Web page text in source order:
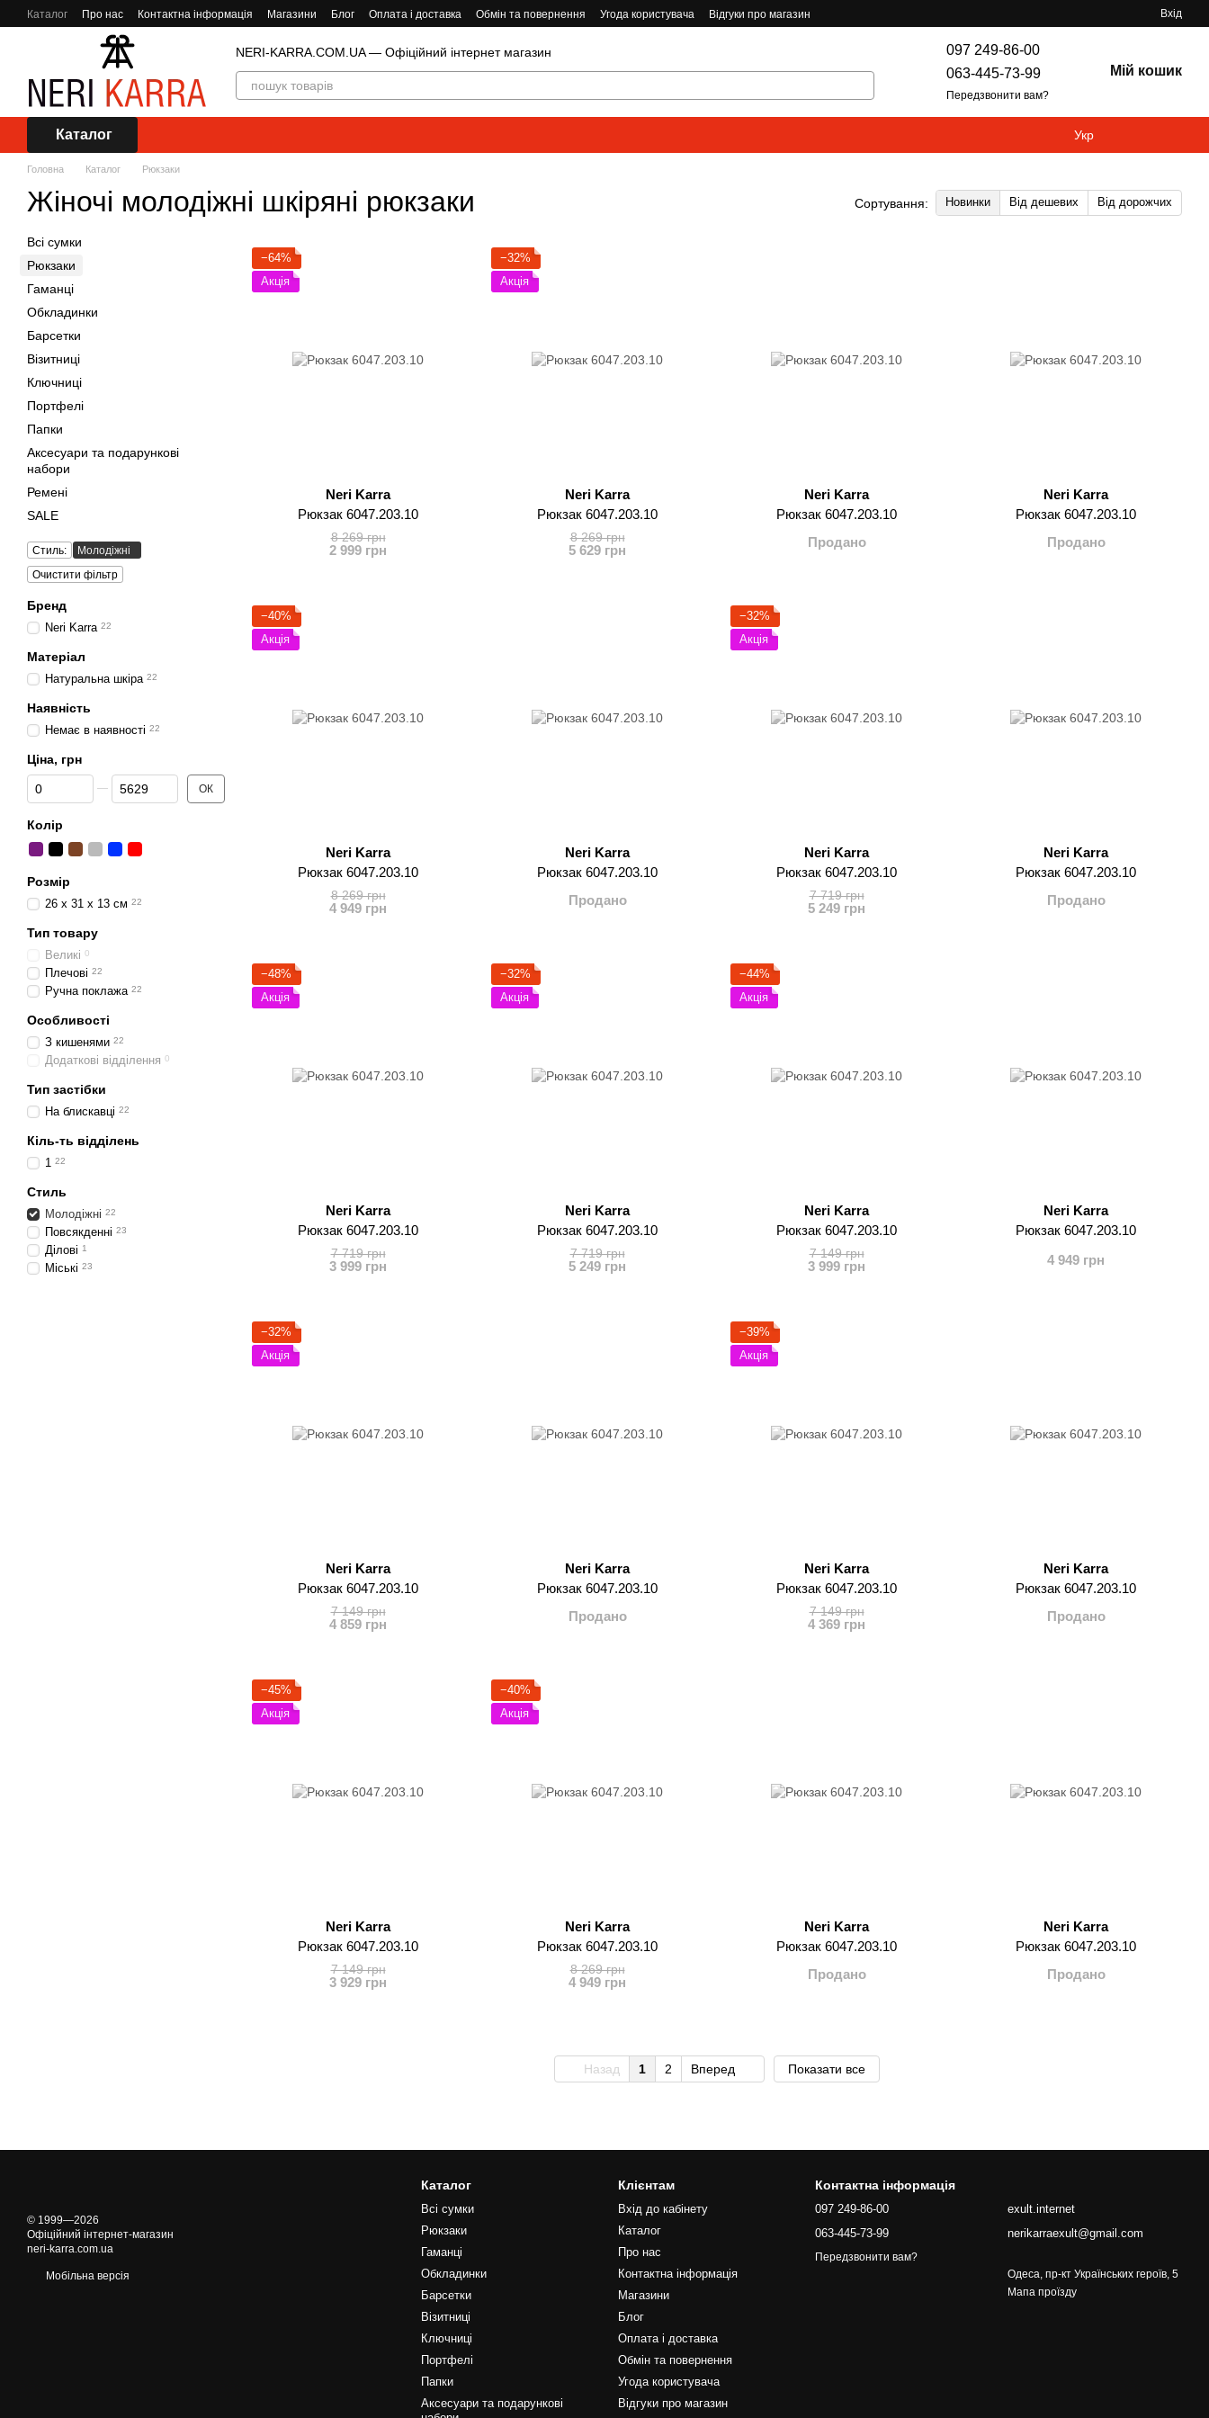
Перейти до основного контенту
Каталог Про нас Контактна інформація Магазини Блог Оплата і доставка Обмін та повернення Угода користувача Відгуки про магазин Вхід
NERI-KARRA.COM.UA — Офіційний інтернет магазин
097 249-86-00
063-445-73-99
Передзвонити вам?
Мій кошик
Каталог Укр
Головна Каталог Рюкзаки
Жіночі молодіжні шкіряні рюкзаки Сортування: Новинки Від дешевих Від дорожчих
−64%
Акція
Neri Karra
Рюкзак 6047.203.10
8 269 грн
2 999 грн
−32%
Акція
Neri Karra
Рюкзак 6047.203.10
8 269 грн
5 629 грн
Neri Karra
Рюкзак 6047.203.10
Продано
Neri Karra
Рюкзак 6047.203.10
Продано
−40%
Акція
Neri Karra
Рюкзак 6047.203.10
8 269 грн
4 949 грн
Neri Karra
Рюкзак 6047.203.10
Продано
−32%
Акція
Neri Karra
Рюкзак 6047.203.10
7 719 грн
5 249 грн
Neri Karra
Рюкзак 6047.203.10
Продано
−48%
Акція
Neri Karra
Рюкзак 6047.203.10
7 719 грн
3 999 грн
−32%
Акція
Neri Karra
Рюкзак 6047.203.10
7 719 грн
5 249 грн
−44%
Акція
Neri Karra
Рюкзак 6047.203.10
7 149 грн
3 999 грн
Neri Karra
Рюкзак 6047.203.10
4 949 грн
−32%
Акція
Neri Karra
Рюкзак 6047.203.10
7 149 грн
4 859 грн
Neri Karra
Рюкзак 6047.203.10
Продано
−39%
Акція
Neri Karra
Рюкзак 6047.203.10
7 149 грн
4 369 грн
Neri Karra
Рюкзак 6047.203.10
Продано
−45%
Акція
Neri Karra
Рюкзак 6047.203.10
7 149 грн
3 929 грн
−40%
Акція
Neri Karra
Рюкзак 6047.203.10
8 269 грн
4 949 грн
Neri Karra
Рюкзак 6047.203.10
Продано
Neri Karra
Рюкзак 6047.203.10
Продано
Назад 1 2 Вперед Показати все
Всі сумки
Рюкзаки
Гаманці
Обкладинки
Барсетки
Візитниці
Ключниці
Портфелі
Папки
Аксесуари та подарункові
набори
Ремені
SALE
Стиль:
Молодіжні
Очистити фільтр
Бренд
Neri Karra 22
Матеріал
Натуральна шкіра 22
Наявність
Немає в наявності 22
Ціна, грн
Від Ціна, грн
До Ціна, грн ОК
Колір
Розмір
26 x 31 x 13 см 22
Тип товару
Великі 0
Плечові 22
Ручна поклажа 22
Особливості
З кишенями 22
Додаткові відділення 0
Тип застібки
На блискавці 22
Кіль-ть відділень
1 22
Стиль
Молодіжні 22
Повсякденні 23
Ділові 1
Міські 23
© 1999—2026
Офіційний інтернет-магазин
neri-karra.com.ua
Мобільна версія
Каталог
Всі сумки
Рюкзаки
Гаманці
Обкладинки
Барсетки
Візитниці
Ключниці
Портфелі
Папки
Аксесуари та подарункові
Клієнтам
Вхід до кабінету
Каталог
Про нас
Контактна інформація
Магазини
Блог
Оплата і доставка
Обмін та повернення
Угода користувача
Відгуки про магазин
Контактна інформація
097 249-86-00
063-445-73-99
Передзвонити вам?
exult.internet
nerikarraexult@gmail.com
Одеса, пр-кт Українських героїв, 5
Мапа проїзду